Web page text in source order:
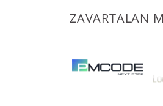
ZAVARTALAN